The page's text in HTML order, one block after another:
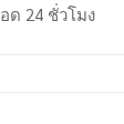
24 ชั่วโมง